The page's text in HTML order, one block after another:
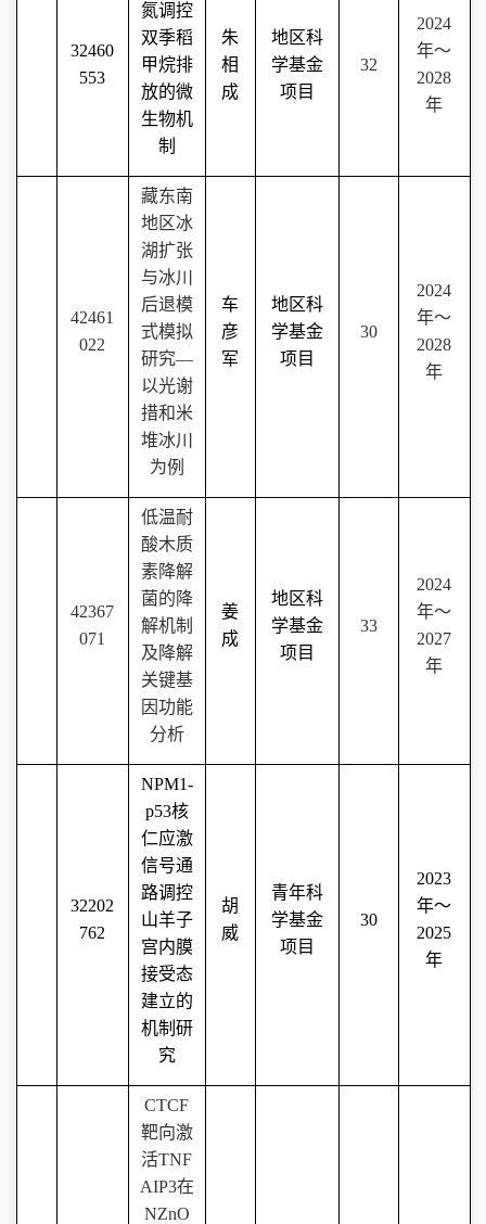
32460
553
氮调控
双季稻
甲烷排
放的微
生物机
制
朱
相
成
地区科
学基金
项目
32
2024
年～
2028
年
42461
022
藏东南
地区冰
湖扩张
与冰川
后退模
式模拟
研究―
以光谢
措和米
堆冰川
为例
车
彦
军
地区科
学基金
项目
30
2024
年～
2028
年
42367
071
低温耐
酸木质
素降解
菌的降
解机制
及降解
关键基
因功能
分析
姜
成
地区科
学基金
项目
33
2024
年～
2027
年
32202
762
NPM1-
p53核
仁应激
信号通
路调控
山羊子
宫内膜
接受态
建立的
机制研
究
胡
威
青年科
学基金
项目
30
2023
年～
2025
年
CTCF
靶向激
活TNF
AIP3在
NZnO